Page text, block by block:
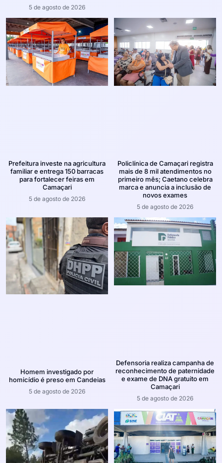
5 de agosto de 2026
Prefeitura investe na agricultura
familiar e entrega 150 barracas
para fortalecer feiras em
Camaçari
5 de agosto de 2026
Policlínica de Camaçari registra
mais de 8 mil atendimentos no
primeiro mês; Caetano celebra
marca e anuncia a inclusão de
novos exames
5 de agosto de 2026
Homem investigado por
homicídio é preso em Candeias
5 de agosto de 2026
Defensoria realiza campanha de
reconhecimento de paternidade
e exame de DNA gratuito em
Camaçari
5 de agosto de 2026